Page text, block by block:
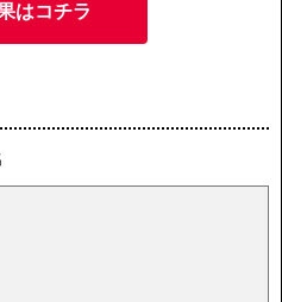
はコチラ